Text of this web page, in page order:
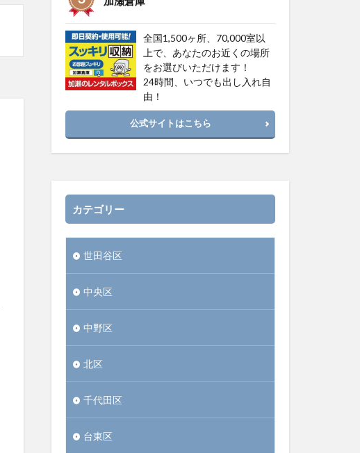
全国1,500ヶ所、70,000室以
上で、あなたのお近くの場所
をお選びいただけます！
24時間、いつでも出し入れ自
由！
公式サイトはこちら
カテゴリー
世田谷区
中央区
中野区
北区
千代田区
台東区